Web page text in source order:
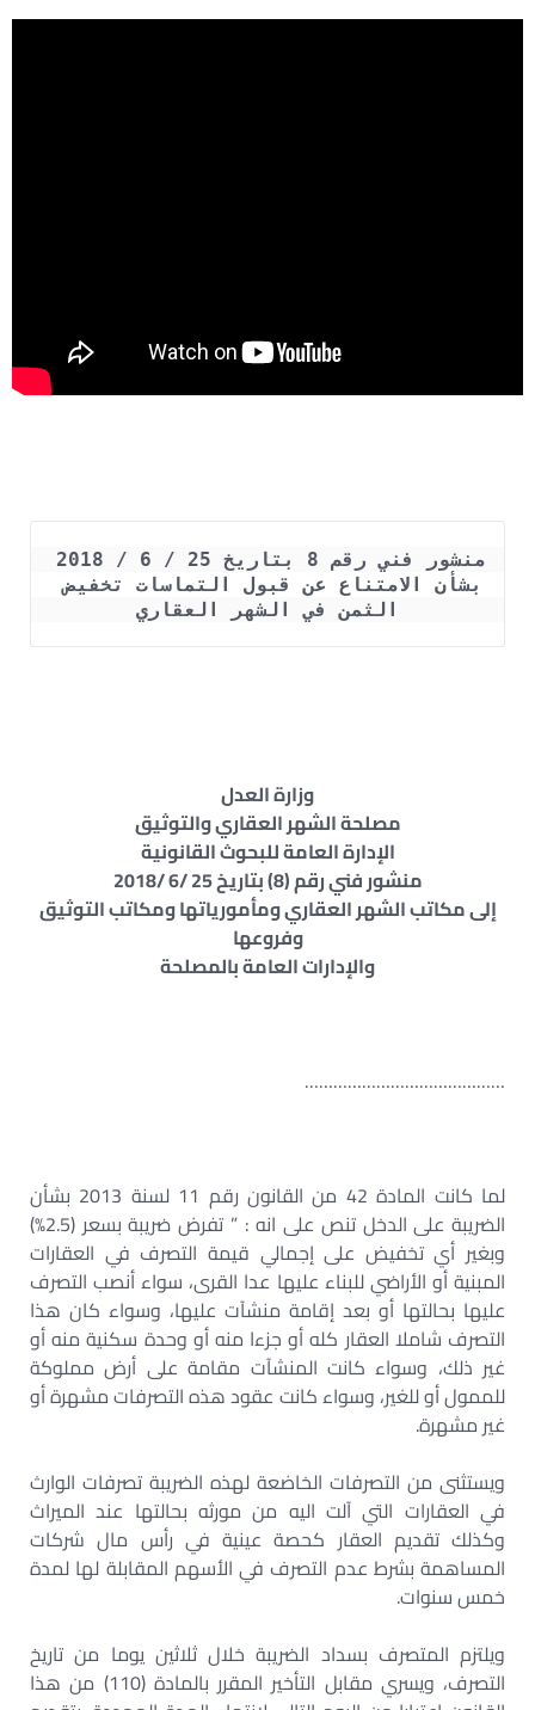
بشأن الامتناع عن قبول التماسات تخفيض
الثمن في الشهر العقاري
وزارة العدل
مصلحة الشهر العقاري والتوثيق
الإدارة العامة للبحوث القانونية
منشور فني رقم (8) بتاريخ 25 /6 /2018
إلى مكاتب الشهر العقاري ومأمورياتها ومكاتب التوثيق
وفروعها
والإدارات العامة بالمصلحة
……………………………………
لما كانت المادة 42 من القانون رقم 11 لسنة 2013 بشأن
الضريبة على الدخل تنص على انه : ” تفرض ضريبة بسعر (2.5%)
وبغير أي تخفيض على إجمالي قيمة التصرف في العقارات
المبنية أو الأراضي للبناء عليها عدا القرى، سواء أنصب التصرف
عليها بحالتها أو بعد إقامة منشآت عليها، وسواء كان هذا
التصرف شاملا العقار كله أو جزءا منه أو وحدة سكنية منه أو
غير ذلك، وسواء كانت المنشآت مقامة على أرض مملوكة
للممول أو للغير، وسواء كانت عقود هذه التصرفات مشهرة أو
غير مشهرة.
ويستثنى من التصرفات الخاضعة لهذه الضريبة تصرفات الوارث
في العقارات التي آلت اليه من مورثه بحالتها عند الميراث
وكذلك تقديم العقار كحصة عينية في رأس مال شركات
المساهمة بشرط عدم التصرف في الأسهم المقابلة لها لمدة
خمس سنوات.
ويلتزم المتصرف بسداد الضريبة خلال ثلاثين يوما من تاريخ
التصرف، ويسري مقابل التأخير المقرر بالمادة (110) من هذا